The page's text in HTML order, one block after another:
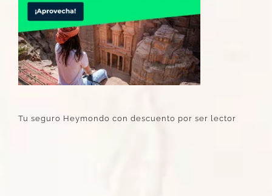
Tu seguro Heymondo con descuento por ser lector